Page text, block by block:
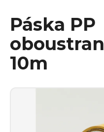
Páska PP
10m